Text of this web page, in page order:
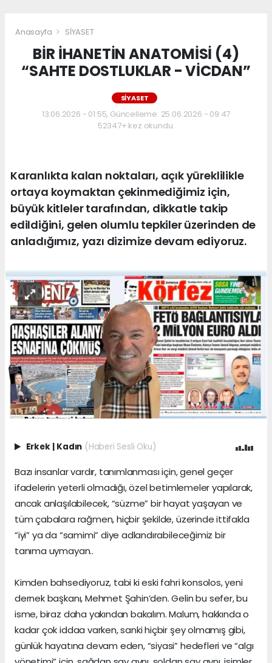
Anasayfa SİYASET
BİR İHANETİN ANATOMİSİ (4)
“SAHTE DOSTLUKLAR - VİCDAN”
SİYASET
13.06.2026 - 01:55, Güncelleme: 25.06.2026 - 09:47
52347+ kez okundu.
Karanlıkta kalan noktaları, açık yüreklilikle
ortaya koymaktan çekinmediğimiz için,
büyük kitleler tarafından, dikkatle takip
edildiğini, gelen olumlu tepkiler üzerinden de
anladığımız, yazı dizimize devam ediyoruz.
Erkek | Kadın (Haberi Sesli Oku)
Bazı insanlar vardır, tanımlanması için, genel geçer
ifadelerin yeterli olmadığı, özel betimlemeler yapılarak,
ancak anlaşılabilecek, “süzme” bir hayat yaşayan ve
tüm çabalara rağmen, hiçbir şekilde, üzerinde ittifakla
“iyi” ya da “samimi” diye adlandırabileceğimiz bir
tanıma uymayan..
Kimden bahsediyoruz, tabi ki eski fahri konsolos, yeni
dernek başkanı, Mehmet Şahin’den. Gelin bu sefer, bu
isme, biraz daha yakından bakalım. Malum, hakkında o
kadar çok iddaa varken, sanki hiçbir şey olmamış gibi,
günlük hayatına devam eden, “siyasi” hedefleri ve “algı